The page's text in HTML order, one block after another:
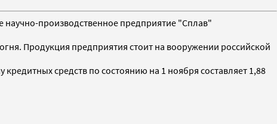
научно-производственное предприятие "Сплав"
Продукция предприятия стоит на вооружении российской
средств по состоянию на 1 ноября составляет 1,88